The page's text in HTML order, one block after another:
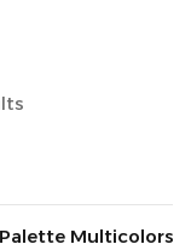
Multicolors